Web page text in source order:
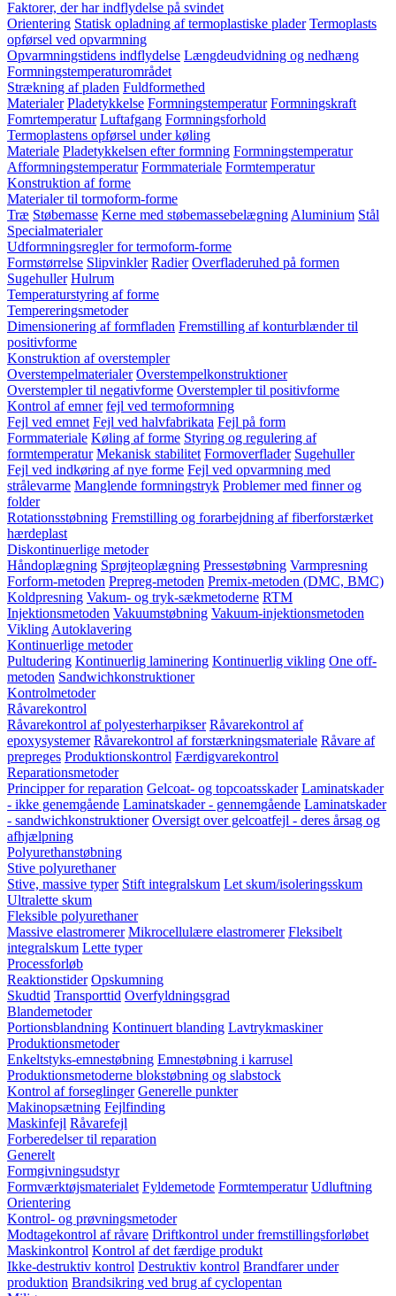
Faktorer, der har indflydelse på svindet
Orientering Statisk opladning af termoplastiske plader Termoplasts
opførsel ved opvarmning
Opvarmningstidens indflydelse Længdeudvidning og nedhæng
Formningstemperaturområdet
Strækning af pladen Fuldformethed
Materialer Pladetykkelse Formningstemperatur Formningskraft
Fomrtemperatur Luftafgang Formningsforhold
Termoplastens opførsel under køling
Materiale Pladetykkelsen efter formning Formningstemperatur
Afformningstemperatur Formmateriale Formtemperatur
Konstruktion af forme
Materialer til tormoform-forme
Træ Støbemasse Kerne med støbemassebelægning Aluminium Stål
Specialmaterialer
Udformningsregler for termoform-forme
Formstørrelse Slipvinkler Radier Overfladeruhed på formen
Sugehuller Hulrum
Temperaturstyring af forme
Tempereringsmetoder
Dimensionering af formfladen Fremstilling af konturblænder til
positivforme
Konstruktion af overstempler
Overstempelmaterialer Overstempelkonstruktioner
Overstempler til negativforme Overstempler til positivforme
Kontrol af emner fejl ved termoformning
Fejl ved emnet Fejl ved halvfabrikata Fejl på form
Formmateriale Køling af forme Styring og regulering af
formtemperatur Mekanisk stabilitet Formoverflader Sugehuller
Fejl ved indkøring af nye forme Fejl ved opvarmning med
strålevarme Manglende formningstryk Problemer med finner og
folder
Rotationsstøbning Fremstilling og forarbejdning af fiberforstærket
hærdeplast
Diskontinuerlige metoder
Håndoplægning Sprøjteoplægning Pressestøbning Varmpresning
Forform-metoden Prepreg-metoden Premix-metoden (DMC, BMC)
Koldpresning Vakum- og tryk-sækmetoderne RTM
Injektionsmetoden Vakuumstøbning Vakuum-injektionsmetoden
Vikling Autoklavering
Kontinuerlige metoder
Pultudering Kontinuerlig laminering Kontinuerlig vikling One off-
metoden Sandwichkonstruktioner
Kontrolmetoder
Råvarekontrol
Råvarekontrol af polyesterharpikser Råvarekontrol af
epoxysystemer Råvarekontrol af forstærkningsmateriale Råvare af
prepreges Produktionskontrol Færdigvarekontrol
Reparationsmetoder
Principper for reparation Gelcoat- og topcoatsskader Laminatskader
- ikke genemgående Laminatskader - gennemgående Laminatskader
- sandwichkonstruktioner Oversigt over gelcoatfejl - deres årsag og
afhjælpning
Polyurethanstøbning
Stive polyurethaner
Stive, massive typer Stift integralskum Let skum/isoleringsskum
Ultralette skum
Fleksible polyurethaner
Massive elastromerer Mikrocellulære elastromerer Fleksibelt
integralskum Lette typer
Processforløb
Reaktionstider Opskumning
Skudtid Transporttid Overfyldningsgrad
Blandemetoder
Portionsblandning Kontinuert blanding Lavtrykmaskiner
Produktionsmetoder
Enkeltstyks-emnestøbning Emnestøbning i karrusel
Produktionsmetoderne blokstøbning og slabstock
Kontrol af forseglinger Generelle punkter
Makinopsætning Fejlfinding
Maskinfejl Råvarefejl
Forberedelser til reparation
Generelt
Formgivningsudstyr
Formværktøjsmaterialet Fyldemetode Formtemperatur Udluftning
Orientering
Kontrol- og prøvningsmetoder
Modtagekontrol af råvare Driftkontrol under fremstillingsforløbet
Maskinkontrol Kontrol af det færdige produkt
Ikke-destruktiv kontrol Destruktiv kontrol Brandfarer under
produktion Brandsikring ved brug af cyclopentan